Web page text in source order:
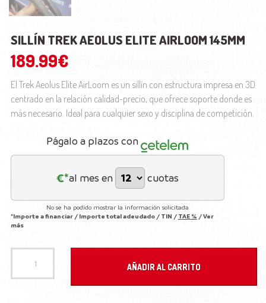
SILLÍN TREK AEOLUS ELITE AIRLOOM 145MM
189.99€
El Trek Aeolus Elite AirLoom es un sillín con estructura impresa en 3D
centrado en la relación calidad-precio, que ofrece soporte donde es
más necesario. Ideal para cualquier sexo y disciplina de competición.
Págalo a plazos con
€*al mes en cuotas
No se ha podido mostrar la información solicitada
*Importe a financiar / Importe total adeudado / TIN / TAE % /Ver
más
Sillín Trek Aeolus Elite AirLoom 145mm cantidad
AÑADIR AL CARRITO